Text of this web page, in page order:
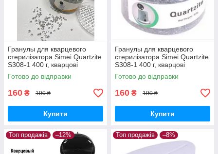
Гранулы для кварцевого
стерилізатора Simei Quartzite
S308-1 400 г, кварцові
гранули для стерилізації,
кулькі гласперенові
Готово до відправки
160 ₴ 190 ₴
Купити
Гранулы для кварцевого
стерилізатора Simei Quartzite
S308-1 400 г, кварцові
гранули для стерилізації,
кулькі гласперенові
Готово до відправки
160 ₴ 190 ₴
Купити
Топ продажів –12% Топ продажів –8%